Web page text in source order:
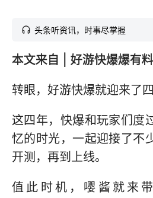
头条听资讯，时事尽掌握
本文来自 | 好游快爆爆有
转眼，好游快爆就迎来了四
这四年，快爆和玩家们度
忆的时光，一起迎接了不
开测，再到上线。
值此时机，嘤酱就来